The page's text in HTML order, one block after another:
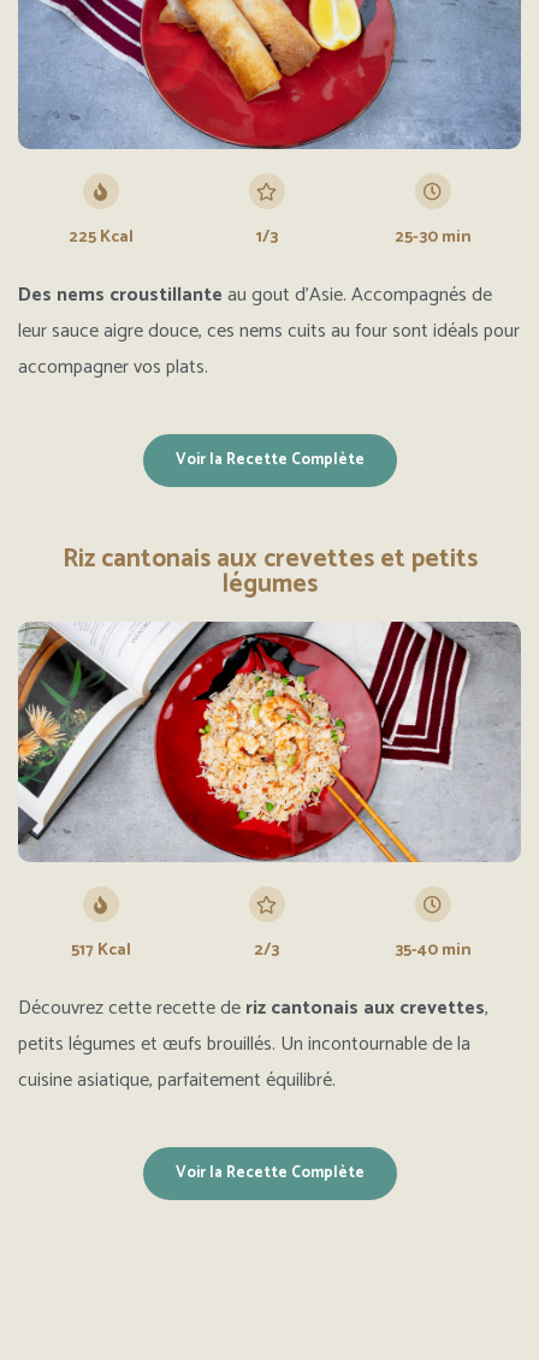
225 Kcal 1/3 25-30 min
Des nems croustillanteau gout d’Asie. Accompagnés de
leur sauce aigre douce, ces nems cuits au four sont idéals pour
accompagner vos plats.
Voir la Recette Complète
Riz cantonais aux crevettes et petits
légumes
517 Kcal 2/3 35-40 min
Découvrez cette recette deriz cantonais aux crevettes,
petits légumes et œufs brouillés. Un incontournable de la
cuisine asiatique, parfaitement équilibré.
Voir la Recette Complète